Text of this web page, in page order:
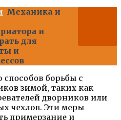
Механика и
и
для
и
способов борьбы с
зимой, таких как
дворников или
чехлов. Эти меры
примерзание и